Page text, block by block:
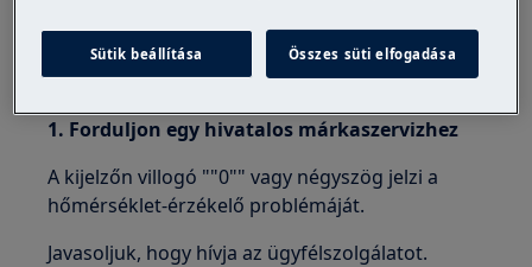
Fagyasztó
Megoldás:
1. Forduljon egy hivatalos márkaszervizhez
A kijelzőn villogó ""0"" vagy négyszög jelzi a
hőmérséklet-érzékelő problémáját.
Javasoljuk, hogy hívja az ügyfélszolgálatot.
Sütik beállítása Összes süti elfogadása